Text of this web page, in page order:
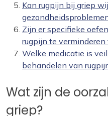
Kan rugpijn bij griep
Zijn er specifieke
rugpijn te
Welke medicatie is
behandelen van
Wat zijn de
griep?